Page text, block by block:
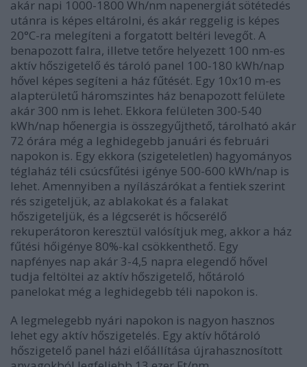
akár napi 1000-1800 Wh/nm napenergiát sötétedés
utánra is képes eltárolni, és akár reggelig is képes
20°C-ra melegíteni a forgatott beltéri levegőt. A
benapozott falra, illetve tetőre helyezett 100 nm-es
aktív hőszigetelő és tároló panel 100-180 kWh/nap
hővel képes segíteni a ház fűtését. Egy 10x10 m-es
alapterületű háromszintes ház benapozott felülete
akár 300 nm is lehet. Ekkora felületen 300-540
kWh/nap hőenergia is összegyűjthető, tárolható akár
72 órára még a leghidegebb januári és februári
napokon is. Egy ekkora (szigeteletlen) hagyományos
téglaház téli csúcsfűtési igénye 500-600 kWh/nap is
lehet. Amennyiben a nyílászárókat a fentiek szerint
rés szigeteljük, az ablakokat és a falakat
hőszigeteljük, és a légcserét is hőcserélő
rekuperátoron keresztül valósítjuk meg, akkor a ház
fűtési hőigénye 80%-kal csökkenthető. Egy
napfényes nap akár 3-4,5 napra elegendő hővel
tudja feltöltei az aktív hőszigetelő, hőtároló
panelokat még a leghidegebb téli napokon is.
A legmelegebb nyári napokon is nagyon hasznos
lehet egy aktív hőszigetelés. Egy aktív hőtároló
hőszigetelő panel házi előállítása újrahasznosított